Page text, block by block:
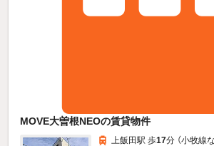
MOVE大曽根NEOの賃貸物件
上飯田駅 歩17分 （小牧線